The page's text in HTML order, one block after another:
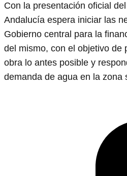
Con la presentación oficial
Andalucía espera iniciar las
Gobierno central para la
del mismo, con el objetivo de
obra lo antes posible y
demanda de agua en la zona